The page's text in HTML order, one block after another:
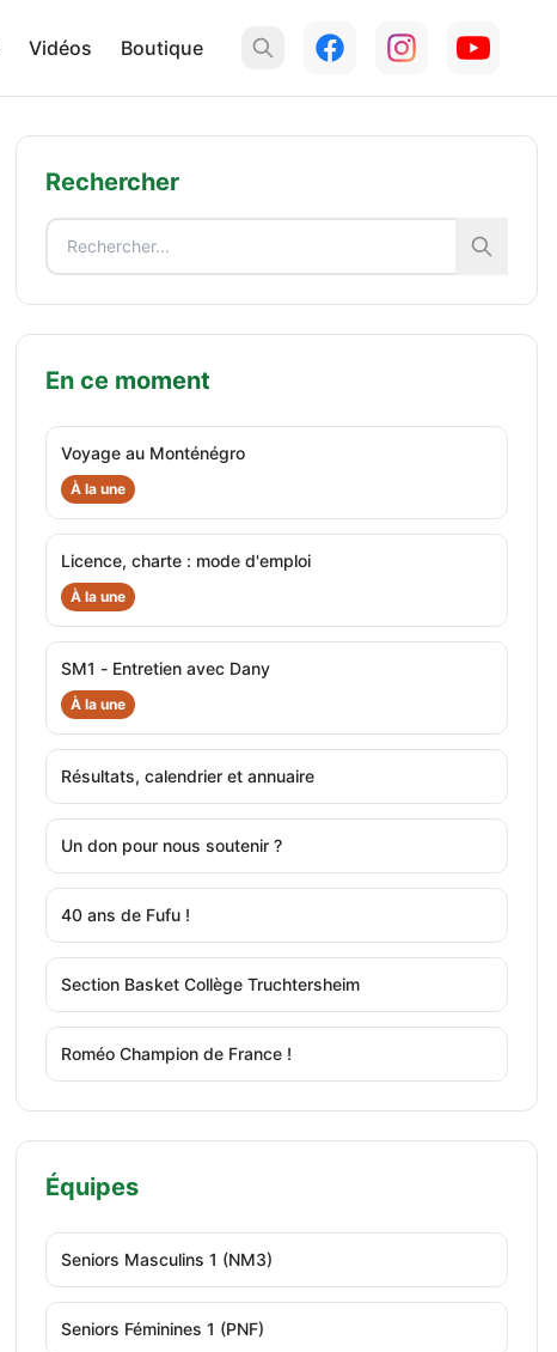
Vidéos Boutique
Rechercher
En ce moment
Voyage au Monténégro
À la une
Licence, charte : mode d'emploi
À la une
SM1 - Entretien avec Dany
À la une
Résultats, calendrier et annuaire
Un don pour nous soutenir ?
40 ans de Fufu !
Section Basket Collège Truchtersheim
Roméo Champion de France !
Équipes
Seniors Masculins 1 (NM3)
Seniors Féminines 1 (PNF)